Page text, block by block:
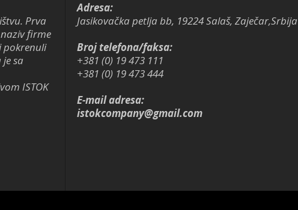
Prva
firme
pokrenuli
sa
ISTOK
Adresa:
Jasikovačka petlja bb, 19224 Salaš, Zaječar,Srbija
Broj telefona/faksa:
+381 (0) 19 473 111
+381 (0) 19 473 444
E-mail adresa:
istokcompany@gmail.com